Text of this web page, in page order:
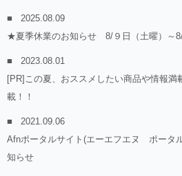
2025.08.09
★夏季休業のお知らせ 8/９日（土曜）～8/
2023.08.01
[PR]この夏、おススメしたい商品や情報満
載！！
2021.09.06
Afnポータルサイト(エーエフエヌ ポータ
知らせ